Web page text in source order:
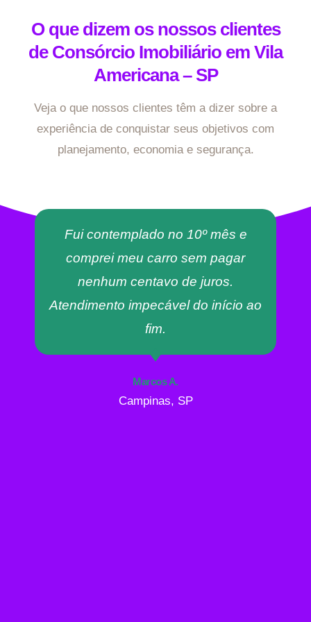
O que dizem os nossos clientes
de Consórcio Imobiliário em Vila
Americana – SP
Veja o que nossos clientes têm a dizer sobre a
experiência de conquistar seus objetivos com
planejamento, economia e segurança.
Fui contemplado no 10º mês e
comprei meu carro sem pagar
nenhum centavo de juros.
Atendimento impecável do início ao
fim.
Marcos A.
Campinas, SP